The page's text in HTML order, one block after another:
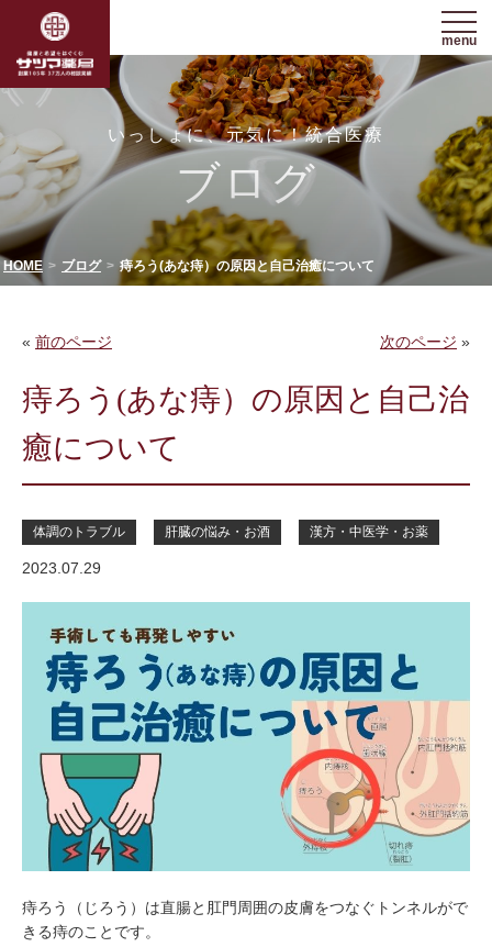
menu
いっしょに、元気に！統合医療
ブログ
HOME ブログ 痔ろう(あな痔）の原因と自己治癒について
« 前のページ 次のページ »
痔ろう(あな痔）の原因と自己治
癒について
体調のトラブル 肝臓の悩み・お酒 漢方・中医学・お薬
2023.07.29
痔ろう（じろう）は直腸と肛門周囲の皮膚をつなぐトンネルがで
きる痔のことです。